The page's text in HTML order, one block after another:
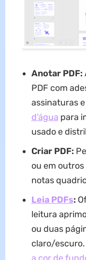
Anotar PDF:
PDF com
assinaturas e
d'água para
usado e
Criar PDF:
ou em
notas
Leia PDFs:
leitura
ou duas
claro/